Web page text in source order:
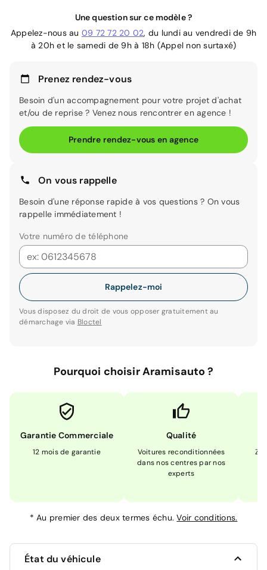
Une question sur ce modèle ?
Appelez-nous au 09 72 72 20 02, du lundi au vendredi de 9h
à 20h et le samedi de 9h à 18h (Appel non surtaxé)
Prenez rendez-vous
Besoin d'un accompagnement pour votre projet d'achat
et/ou de reprise ? Venez nous rencontrer en agence !
Prendre rendez-vous en agence
On vous rappelle
Besoin d'une réponse rapide à vos questions ? On vous
rappelle immédiatement !
Votre numéro de téléphone
Rappelez-moi
Vous disposez du droit de vous opposer gratuitement au
démarchage via Bloctel
Pourquoi choisir Aramisauto ?
Garantie Commerciale
12 mois de garantie
Qualité
Voitures reconditionnées
dans nos centres par nos
experts
*Au premier des deux termes échu.Voir conditions.
État du véhicule